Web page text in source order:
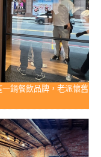
鍋餐飲品牌，老派懷舊